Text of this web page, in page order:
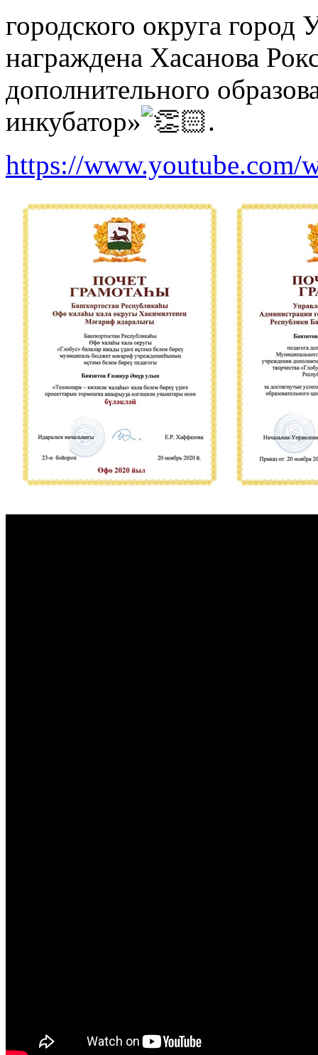
городского округа
награждена Хасанова
дополнительного
инкубатор»
.
https://www.youtube.com/